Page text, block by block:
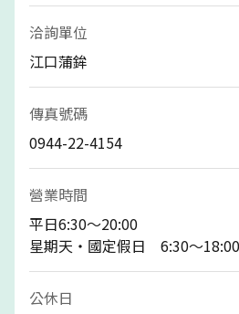
洽詢單位
江口蒲鉾
傳真號碼
0944-22-4154
營業時間
平日6:30～20:00
星期天・國定假日 6:30～18:00
公休日